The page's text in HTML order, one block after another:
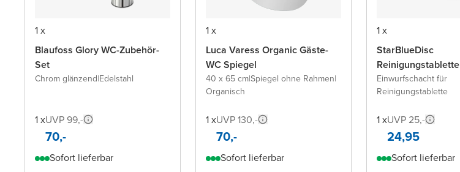
1 x
Blaufoss Glory WC-Zubehör-
Set
Chrom glänzend|Edelstahl
1 xUVP 99,-
70,-
Sofort lieferbar
1 x
Luca Varess Organic Gäste-
WC Spiegel
40 x 65 cm|Spiegel ohne Rahmen|
Organisch
1 xUVP 130,-
70,-
Sofort lieferbar
1 x
StarBlueDisc
Reinigungstablette
Einwurfschacht für
Reinigungstablette
1 xUVP 25,-
24,95
Sofort lieferbar